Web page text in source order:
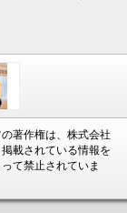
著作権は、株式会社
載されている情報を
て禁止されていま